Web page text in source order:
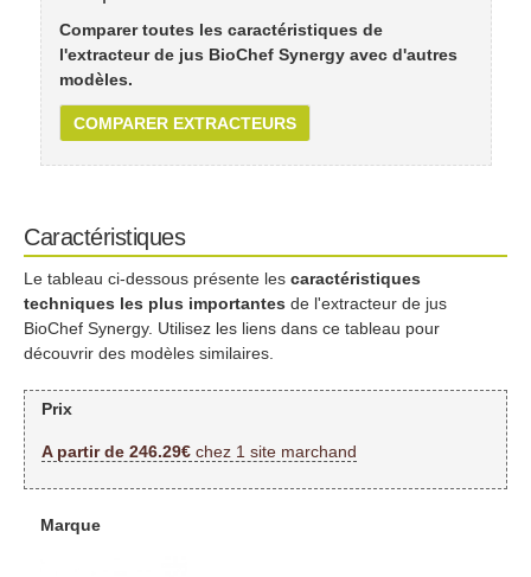
Comparer toutes les caractéristiques de
l'extracteur de jus BioChef Synergy avec d'autres
modèles.
COMPARER EXTRACTEURS
Caractéristiques
Le tableau ci-dessous présente les caractéristiques
techniques les plus importantes de l'extracteur de jus
BioChef Synergy. Utilisez les liens dans ce tableau pour
découvrir des modèles similaires.
Prix
A partir de 246.29€chez 1 site marchand
Marque